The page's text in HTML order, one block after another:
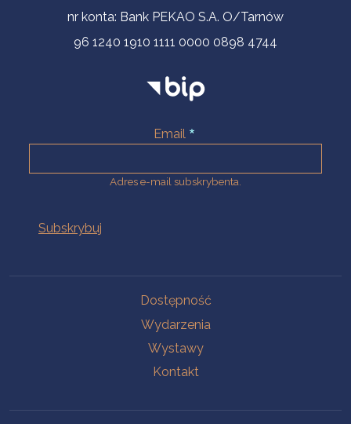
nr konta: Bank PEKAO S.A. O/Tarnów
96 1240 1910 1111 0000 0898 4744
Email
Adres e-mail subskrybenta.
Dostępność
Wydarzenia
Wystawy
Kontakt